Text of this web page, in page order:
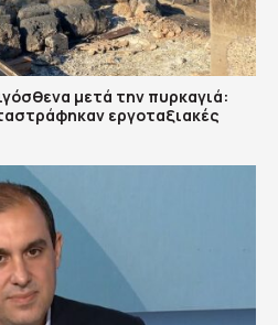
μετά την πυρκαγιά:
εργοταξιακές